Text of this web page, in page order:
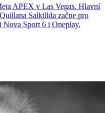
APEX v Las Vegas. Hlavní
Salkillda začne pro
Nova Sport 6 i Oneplay.